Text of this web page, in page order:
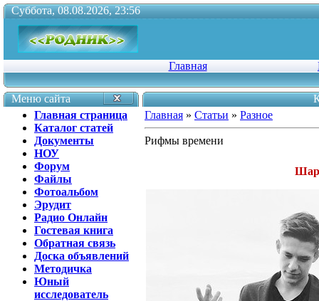
Суббота, 08.08.2026, 23:56
Главная
Меню сайта
Главная страница
Каталог статей
Документы
НОУ
Форум
Файлы
Фотоальбом
Эрудит
Радио Онлайн
Гостевая книга
Обратная связь
Доска объявлений
Методичка
Юный
исследователь
Главная » Статьи » Разное
Рифмы времени